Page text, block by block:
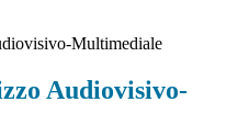
Multimediale
Audiovisivo-